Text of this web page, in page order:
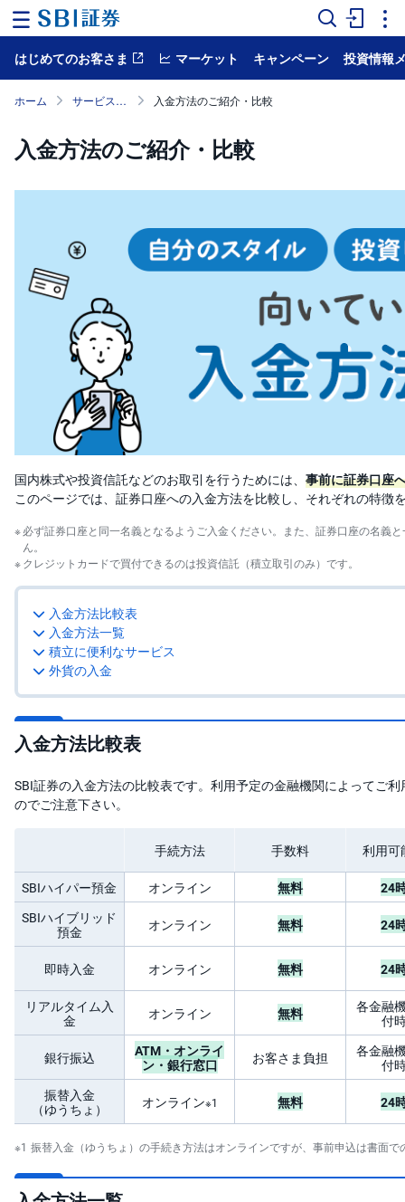
ー
ム
ー
ケ
ト
国
内
株
信
託
券
FX
お
ま
か
せ
投
資
PICK
UP
S
株
オ
シ
ョ
ン
・
オ
プ
シ
ョ
品
先
物
銀
プ
ラ
ナ
はじめてのお客さま マーケット キャンペーン 投資情報
ホーム サービス案内 入金方法のご紹介・比較
入金方法のご紹介・比較
国内株式や投資信託などのお取引を行うためには、 事前に証券口座
このページでは、証券口座への入金方法を比較し、それぞれの特徴
必ず証券口座と同一名義となるようご入金ください。また、証券口座の名義
ん。
クレジットカードで買付できるのは投資信託（積立取引のみ）です。
入金方法比較表
入金方法一覧
積立に便利なサービス
外貨の入金
入金方法比較表
SBI証券の入金方法の比較表です。利用予定の金融機関によってご
のでご注意下さい。
手続方法 手数料 利用可
SBIハイパー預金 オンライン 無料
24
SBIハイブリッド
預金
オンライン 無料 24
即時入金 オンライン 無料 24
リアルタイム入
金
オンライン 無料
各金融
付
銀行振込
ATM・オンライ
ン・銀行窓口
お客さま負担
各金融
付
振替入金
（ゆうちょ）
オンライン※1 無料 24
振替入金（ゆうちょ）の手続き方法はオンラインですが、事前申込は書面で